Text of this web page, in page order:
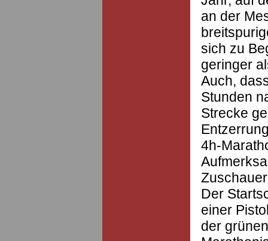
an der
sich zu
geringer
Auch,
Stunden
Strecke
4h-
Der
einer
der